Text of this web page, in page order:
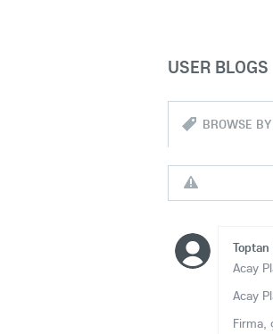
USER BLOGS
BROWSE
Toptan
Acay
Acay
Firma,